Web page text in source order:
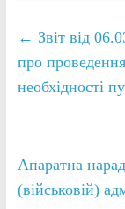
← Звіт від
про
необхідності
Апаратна
(військовій)